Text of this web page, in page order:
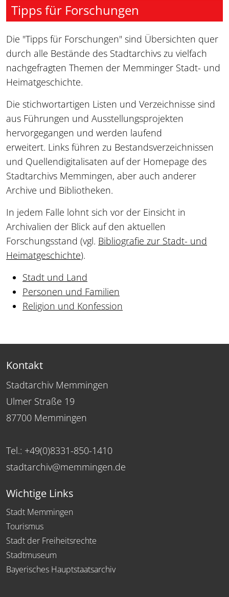
Tipps für Forschungen
Die "Tipps für Forschungen" sind Übersichten quer
durch alle Bestände des Stadtarchivs zu vielfach
nachgefragten Themen der Memminger Stadt- und
Heimatgeschichte.
Die stichwortartigen Listen und Verzeichnisse sind
aus Führungen und Ausstellungsprojekten
hervorgegangen und werden laufend
erweitert. Links führen zu Bestandsverzeichnissen
und Quellendigitalisaten auf der Homepage des
Stadtarchivs Memmingen, aber auch anderer
Archive und Bibliotheken.
In jedem Falle lohnt sich vor der Einsicht in
Archivalien der Blick auf den aktuellen
Forschungsstand (vgl. Bibliografie zur Stadt- und
Heimatgeschichte).
Stadt und Land
Personen und Familien
Religion und Konfession
Kontakt
Stadtarchiv Memmingen
Ulmer Straße 19
87700 Memmingen
Tel.: +49(0)8331-850-1410
stadtarchiv@memmingen.de
Wichtige Links
Stadt Memmingen
Tourismus
Stadt der Freiheitsrechte
Stadtmuseum
Bayerisches Hauptstaatsarchiv